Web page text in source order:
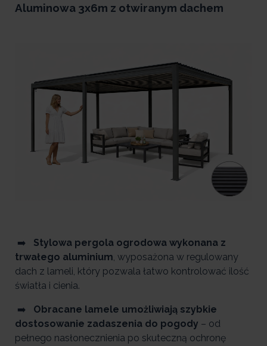
Aluminowa 3x6m z otwiranym dachem
➡️
Stylowa pergola ogrodowa wykonana z
trwałego aluminium, wyposażona w regulowany
dach z lameli, który pozwala łatwo kontrolować ilość
światła i cienia.
➡️ Obracane lamele umożliwiają szybkie
dostosowanie zadaszenia do pogody – od
pełnego nasłonecznienia po skuteczną ochronę